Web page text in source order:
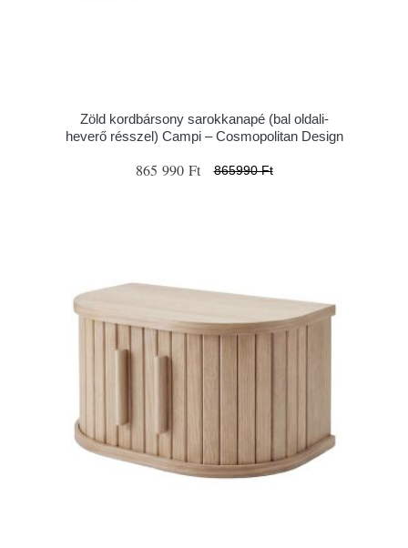
Zöld kordbársony sarokkanapé (bal oldali-
heverő résszel) Campi – Cosmopolitan Design
865 990 Ft 865990 Ft